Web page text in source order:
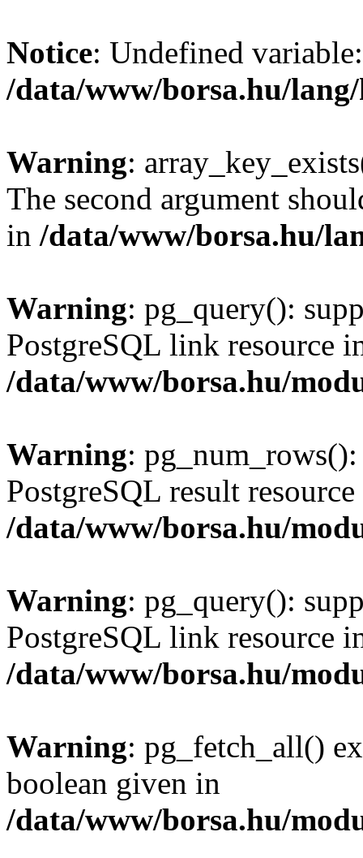
Notice: Undefined
/data/www/borsa.hu/
Warning:
The second argument
in /data/www/borsa.hu/
Warning: pg_query():
PostgreSQL link resource
/data/www/borsa.hu/
Warning:
PostgreSQL result
/data/www/borsa.hu/
Warning: pg_query():
PostgreSQL link resource
/data/www/borsa.hu/
Warning: pg_fetch_all()
boolean given in
/data/www/borsa.hu/